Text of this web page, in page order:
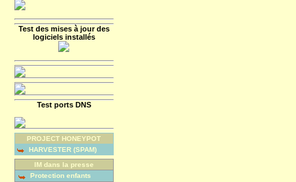
Test des mises à jour des
logiciels installés
Test ports DNS
PROJECT HONEYPOT
HARVESTER (SPAM)
IM dans la presse
Protection enfants